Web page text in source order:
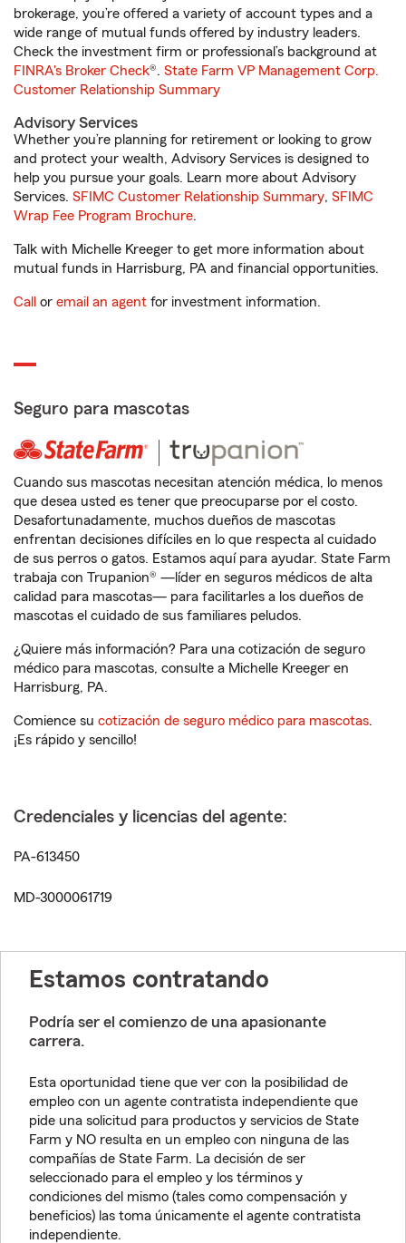
brokerage, you’re offered a variety of account types and a
wide range of mutual funds offered by industry leaders.
Check the investment firm or professional’s background at
FINRA's Broker Check®. State Farm VP Management Corp.
Customer Relationship Summary
Advisory Services
Whether you’re planning for retirement or looking to grow
and protect your wealth, Advisory Services is designed to
help you pursue your goals. Learn more about Advisory
Services. SFIMC Customer Relationship Summary, SFIMC
Wrap Fee Program Brochure.
Talk with Michelle Kreeger to get more information about
mutual funds in Harrisburg, PA and financial opportunities.
Call or email an agent for investment information.
Seguro para mascotas
Cuando sus mascotas necesitan atención médica, lo menos
que desea usted es tener que preocuparse por el costo.
Desafortunadamente, muchos dueños de mascotas
enfrentan decisiones difíciles en lo que respecta al cuidado
de sus perros o gatos. Estamos aquí para ayudar. State Farm
trabaja con Trupanion® —líder en seguros médicos de alta
calidad para mascotas— para facilitarles a los dueños de
mascotas el cuidado de sus familiares peludos.
¿Quiere más información? Para una cotización de seguro
médico para mascotas, consulte a Michelle Kreeger en
Harrisburg, PA.
Comience su cotización de seguro médico para mascotas.
¡Es rápido y sencillo!
Credenciales y licencias del agente:
PA-613450
MD-3000061719
Estamos contratando
Podría ser el comienzo de una apasionante
carrera.
Esta oportunidad tiene que ver con la posibilidad de
empleo con un agente contratista independiente que
pide una solicitud para productos y servicios de State
Farm y NO resulta en un empleo con ninguna de las
compañías de State Farm. La decisión de ser
seleccionado para el empleo y los términos y
condiciones del mismo (tales como compensación y
beneficios) las toma únicamente el agente contratista
independiente.